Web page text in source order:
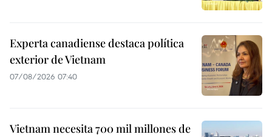
Experta canadiense destaca política
exterior de Vietnam
07/08/2026 07:40
Vietnam necesita 700 mil millones de